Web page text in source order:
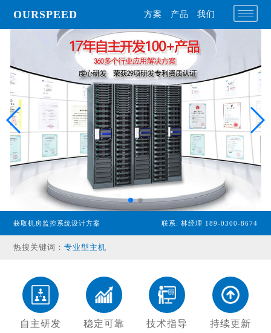
OURSPEED 方案 产品 我们
获取机房监控系统设计方案 联系: 林经理 189-0300-8674
热搜关键词：经济型主机
温湿度传感器
配电监控设备
气体监控设备
其他配件产品
自主研发 稳定可靠 技术指导 持续更新